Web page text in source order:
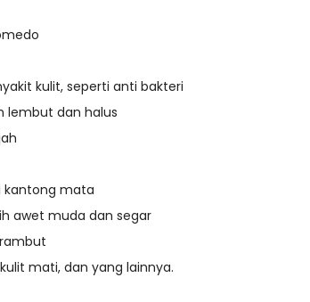
kulit, seperti anti bakteri
lembut dan halus
kantong mata
awet muda dan segar
mati, dan yang lainnya.